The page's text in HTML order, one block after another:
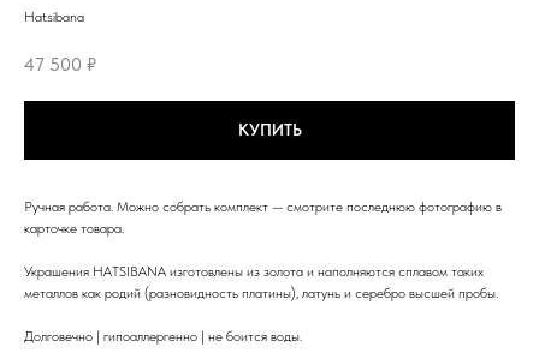
Hatsibana
47 500 ₽
КУПИТЬ
Ручная работа. Можно собрать комплект — смотрите последнюю фотографию в
карточке товара.
Украшения HATSIBANA изготовлены из золота и наполняются сплавом таких
металлов как родий (разновидность платины), латунь и серебро высшей пробы.
Долговечно | гипоаллергенно | не боится воды.